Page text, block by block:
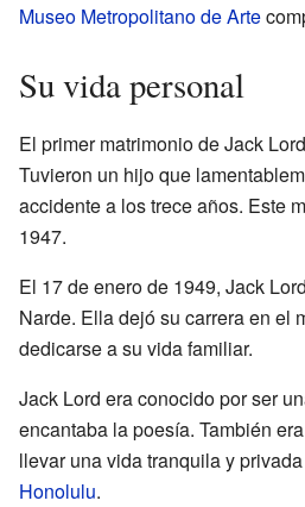
Museo Metropolitano de Arte
Su vida personal
El primer matrimonio de Jack
Tuvieron un hijo que
accidente a los trece años. Este
1947.
El 17 de enero de 1949, Jack
Narde. Ella dejó su carrera en el
dedicarse a su vida familiar.
Jack Lord era conocido por ser
encantaba la poesía. También
llevar una vida tranquila y
Honolulu.